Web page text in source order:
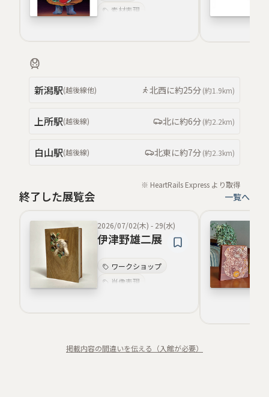
素材表現
新潟駅(越後線他) 北西に約25分(約1.9km)
上所駅(越後線) 北に約6分(約2.2km)
白山駅(越後線) 北東に約7分(約2.3km)
※ HeartRails Express より取得
終了した展覧会 一覧へ
2026/07/02(木) - 29(水)
伊津野雄二展
ワークショップ
肖像表現
ジェンダー表象
掲載内容の間違いを伝える（入館が必要）